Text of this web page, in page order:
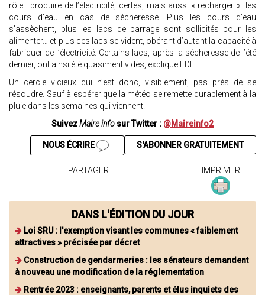
rôle : produire de l’électricité, certes, mais aussi « recharger » les
cours d’eau en cas de sécheresse. Plus les cours d’eau
s’assèchent, plus les lacs de barrage sont sollicités pour les
alimenter… et plus ces lacs se vident, obérant d’autant la capacité à
fabriquer de l’électricité. Certains lacs, après la sécheresse de l’été
dernier, ont ainsi été quasiment vidés, explique EDF.
Un cercle vicieux qui n’est donc, visiblement, pas près de se
résoudre. Sauf à espérer que la météo se remette durablement à la
pluie dans les semaines qui viennent.
SuivezMaire info sur Twitter : @Maireinfo2
S'ABONNER GRATUITEMENT
NOUS ÉCRIRE
PARTAGER IMPRIMER
DANS L'ÉDITION DU JOUR
Loi SRU : l'exemption visant les communes « faiblement
attractives » précisée par décret
Construction de gendarmeries : les sénateurs demandent
à nouveau une modification de la réglementation
Rentrée 2023 : enseignants, parents et élus inquiets des